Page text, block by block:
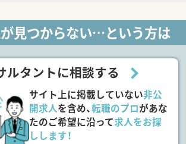
見つからない…という方は
ルタントに相談する
サイト上に掲載していない非公
開求人を含め、転職のプロがあな
たのご希望に沿って求人をお探
しします！